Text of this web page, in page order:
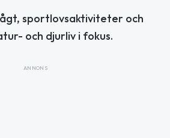
sportlovsaktiviteter och
och djurliv i fokus.
ANNONS